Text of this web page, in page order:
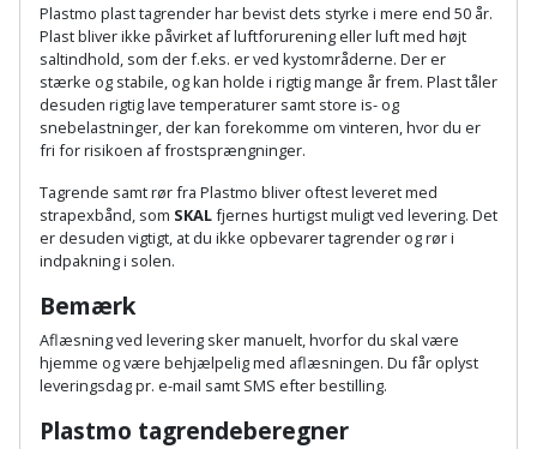
Isolering
Komposit
terrassebrædder
og
fundablokke
Lofter
Lofttrapper
hammer
Hammer
Høvl
Kiler
Kloakrenser
Kniv
og
hobbykniv
Borehammer
Boremaskinetilbehør
Detektor
Diamantskæremaskine
Diamantslibertilbehør
Dykkerpistol
Dyksav
Excentersliber
Plæneklipper
tilbehør
Robotplæneklipper
Robotplæneklipper
tilbehør
Vertikalskærer
Drivhus
Drivhustilbehør
Elartikler
Flagstænger
til
og
have
Plastmo plast tagrender har bevist dets styrke i mere end 50 år.
Plast bliver ikke påvirket af luftforurening eller luft med højt
saltindhold, som der f.eks. er ved kystområderne. Der er
stærke og stabile, og kan holde i rigtig mange år frem. Plast tåler
desuden rigtig lave temperaturer samt store is- og
snebelastninger, der kan forekomme om vinteren, hvor du er
fri for risikoen af frostsprængninger.
Tagrende samt rør fra Plastmo bliver oftest leveret med
strapexbånd, som SKALfjernes hurtigst muligt ved levering. Det
er desuden vigtigt, at du ikke opbevarer tagrender og rør i
indpakning i solen.
Bemærk
Aflæsning ved levering sker manuelt, hvorfor du skal være
hjemme og være behjælpelig med aflæsningen. Du får oplyst
leveringsdag pr. e-mail samt SMS efter bestilling.
Plastmo tagrendeberegner